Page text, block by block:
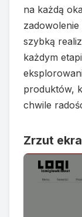
na każdą
szybką
każdym
produktów,
chwile
Zrzut